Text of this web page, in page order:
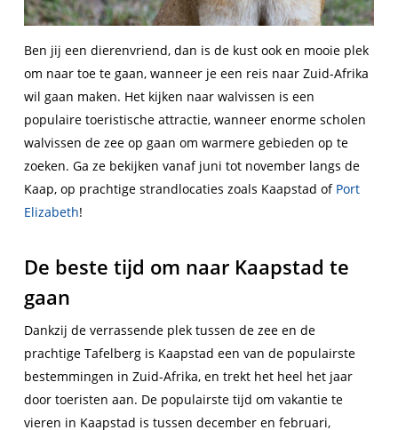
Ben jij een dierenvriend, dan is de kust ook en mooie plek
om naar toe te gaan, wanneer je een reis naar Zuid-Afrika
wil gaan maken. Het kijken naar walvissen is een
populaire toeristische attractie, wanneer enorme scholen
walvissen de zee op gaan om warmere gebieden op te
zoeken. Ga ze bekijken vanaf juni tot november langs de
Kaap, op prachtige strandlocaties zoals Kaapstad of Port
Elizabeth!
De beste tijd om naar Kaapstad te
gaan
Dankzij de verrassende plek tussen de zee en de
prachtige Tafelberg is Kaapstad een van de populairste
bestemmingen in Zuid-Afrika, en trekt het heel het jaar
door toeristen aan. De populairste tijd om vakantie te
vieren in Kaapstad is tussen december en februari,